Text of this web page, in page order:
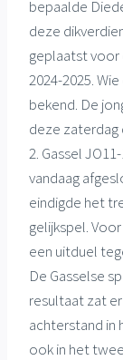
bepaalde
deze
geplaatst
2024-2025.
bekend. De
deze
2. Gassel
vandaag
eindigde het
gelijkspel.
een uitduel
De Gasselse
resultaat zat
achterstand in
ook in het